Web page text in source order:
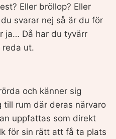
Eller bröllop? Eller
svarar nej så är du för
ja… Då har du tyvärr
reda ut.
och känner sig
rum där deras närvaro
uppfattas som direkt
för sin rätt att få ta plats